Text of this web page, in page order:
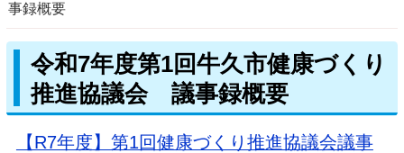
事録概要
令和7年度第1回牛久市健康づくり
推進協議会 議事録概要
【R7年度】第1回健康づくり推進協議会議事